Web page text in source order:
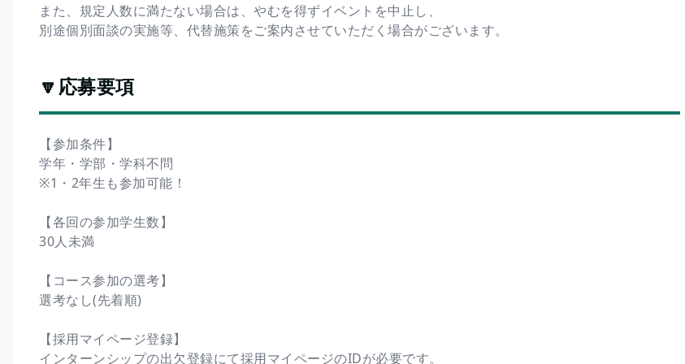
また、規定人数に満たない場合は、やむを得ずイベントを中止し、
別途個別面談の実施等、代替施策をご案内させていただく場合がございます。
🔽応募要項
【参加条件】
学年・学部・学科不問
※1・2年生も参加可能！
【各回の参加学生数】
30人未満
【コース参加の選考】
選考なし(先着順)
【採用マイページ登録】
インターンシップの出欠登録にて採用マイページのIDが必要です。